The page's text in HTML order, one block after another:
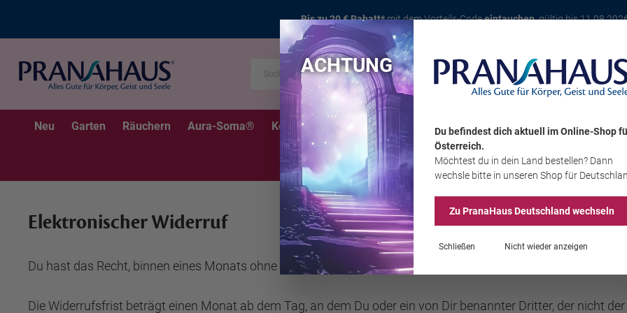
Bis zu 20 € Rabatt*mit dem Vorteils-Codeeintauchen, gültig bis
Karte
Neu Garten Räuchern Aura-Soma® Kerzen Schmuck Edelsteine Wohnambiente
Sale
Elektronischer Widerruf
Du hast das Recht, binnen eines Monats ohne Angaben von Gründen deinen Vertrag zu widerrufen.
Die Widerrufsfrist beträgt einen Monat ab dem Tag, an dem Du oder ein von Dir benannter Dritter, der nicht
ACHTUNG
Du befindest dich aktuell im Online-Shop
Österreich.
Möchtest du in dein Land bestellen? Dann
wechsle bitte in unseren Shop für
Zu PranaHausDeutschland wechseln
Schließen Nicht wieder anzeigen